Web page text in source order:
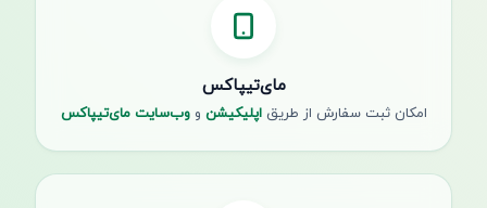
مای‌تیپاکس
امکان ثبت سفارش از طریقاپلیکیشن ووب‌سایت مای‌تیپاکس